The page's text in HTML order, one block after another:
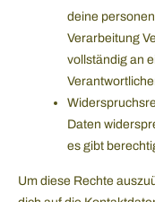
deine
Verarbeitung
vollständig an
Daten
es gibt
Um diese Rechte